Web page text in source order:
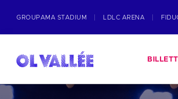
GROUPAMA STADIUM LDLC ARENA